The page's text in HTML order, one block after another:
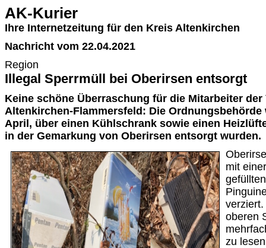
AK-Kurier
Ihre Internetzeitung für den Kreis Altenkirchen
Nachricht vom 22.04.2021
Region
Illegal Sperrmüll bei Oberirsen entsorgt
Keine schöne Überraschung für die Mitarbeiter der
Altenkirchen-Flammersfeld: Die Ordnungsbehörde
April, über einen Kühlschrank sowie einen
in der Gemarkung von Oberirsen entsorgt wurden.
mit
oberen
zu